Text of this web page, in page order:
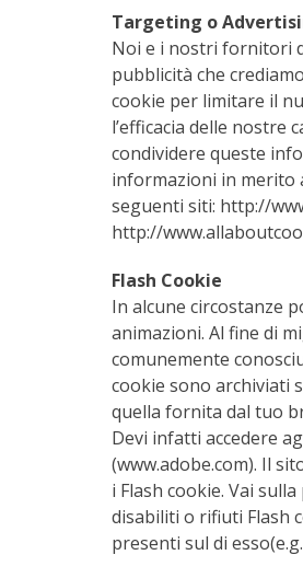
Targeting o
Noi e i nostri fornitori
pubblicità che
cookie per limitare il
l’efficacia delle nostre
condividere queste
informazioni in merito
seguenti siti: http://
http://
Flash Cookie
In alcune circostanze
animazioni. Al fine di
comunemente
cookie sono archiviati
quella fornita dal tuo
Devi infatti accedere
(www.adobe.com). Il
i Flash cookie. Vai
disabiliti o rifiuti Flash
presenti sul di